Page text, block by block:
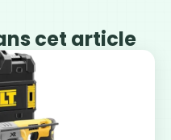
cet article